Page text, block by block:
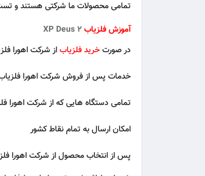
تمامی محصولات ما شرکتی هستند و
آموزش فلزیاب2 XP Deus
در صورتخرید فلزیاباز شرکت اهورا
خدمات پس از فروش شرکت اهورا
تمامی دستگاه هایی که از شرکتاهورا
امکان ارسال به تمام نقاط کشور
پس از انتخاب محصول از شرکتاهورا